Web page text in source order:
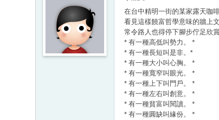
在台中精明一街的某家露天咖
看見這樣饒富哲學意味的牆上
常令路人也得停下腳步佇足欣
* 有一種高低叫勢力。 *
* 有一種長短叫是非。*
* 有一種大小叫心胸。 *
* 有一種寬窄叫眼光。 *
* 有一種上下叫門戶。 *
* 有一種左右叫創意。 *
* 有一種貧富叫閱讀。 *
* 有一種圓缺叫緣份。 *